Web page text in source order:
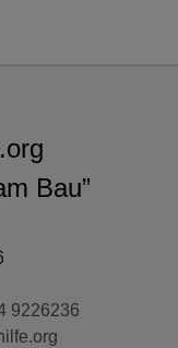
Bau”
9226236